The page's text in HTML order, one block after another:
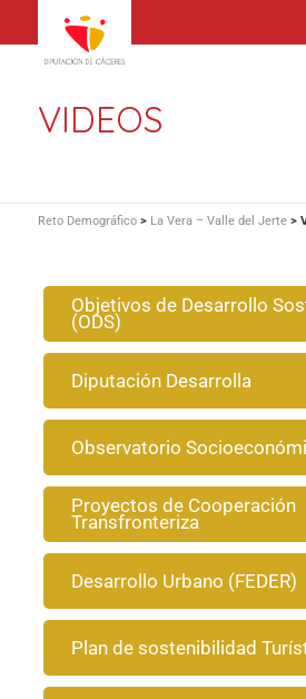
VIDEOS
Reto Demográfico> La Vera – Valle del Jerte>
Objetivos de Desarrollo
(ODS)
Diputación Desarrolla
Observatorio
Proyectos de Cooperación
Transfronteriza
Desarrollo Urbano (FEDER)
Plan de sostenibilidad